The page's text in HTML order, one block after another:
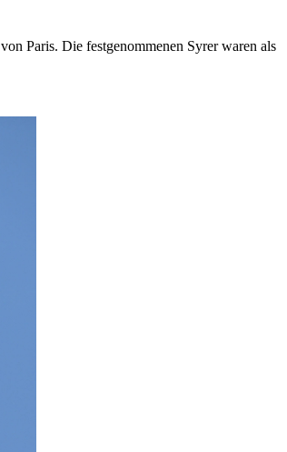
Paris. Die festgenommenen Syrer waren als